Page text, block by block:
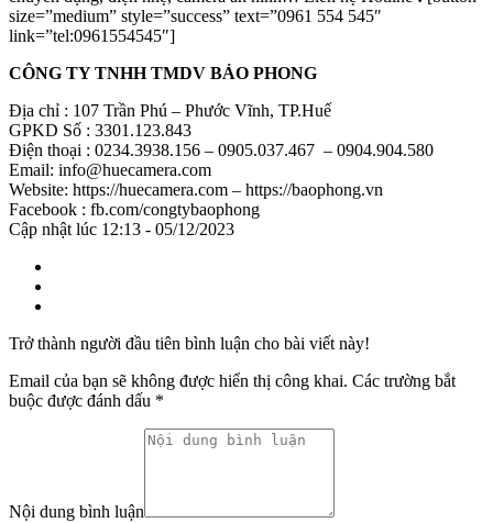
size=”medium” style=”success” text=”0961 554 545″
link=”tel:0961554545″]
CÔNG TY TNHH TMDV BẢO PHONG
Địa chỉ : 107 Trần Phú – Phước Vĩnh, TP.Huế
GPKD Số : 3301.123.843
Điện thoại : 0234.3938.156 – 0905.037.467 – 0904.904.580
Email: info@huecamera.com
Website: https://huecamera.com – https://baophong.vn
Facebook : fb.com/congtybaophong
Cập nhật lúc 12:13 - 05/12/2023
Trở thành người đầu tiên bình luận cho bài viết này!
Email của bạn sẽ không được hiển thị công khai. Các trường bắt
buộc được đánh dấu *
Nội dung bình luận